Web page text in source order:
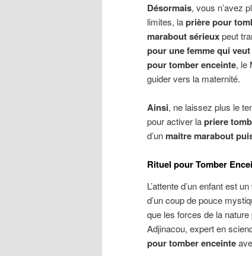
Désormais, vous n’avez
limites, laprière pour
marabout sérieuxpeut
pour une femme qui
pour tomber enceinte, le
guider vers la maternité.
Ainsi, ne laissez plus le
pour activer lapriere
d’un maitre marabout
Rituel pour Tomber
L’attente d’un enfant est
d’un coup de pouce
que les forces de la
Adjinacou, expert en
pour tomber enceinte